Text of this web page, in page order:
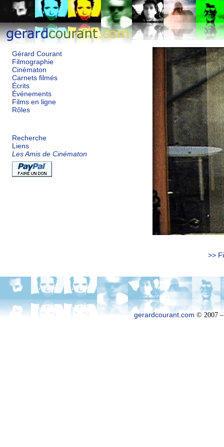
Gérard Courant
Filmographie
Cinématon
Carnets filmés
Écrits
Événements
Films en ligne
Rôles
Recherche
Liens
Les Amis de Cinématon
>>
gerardcourant.com © 2007